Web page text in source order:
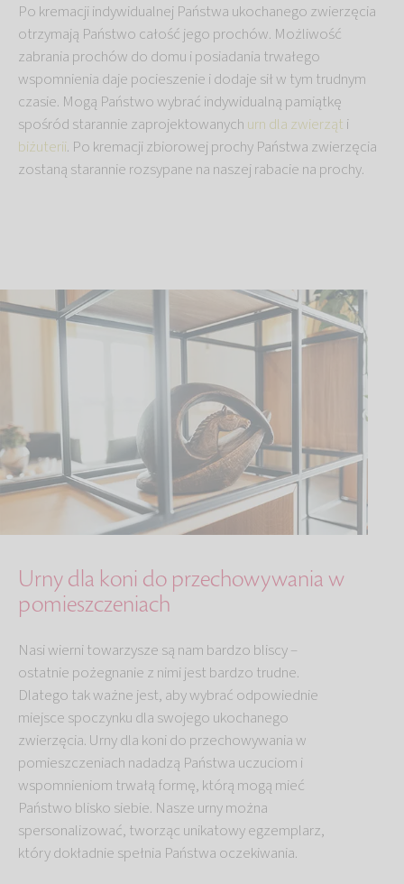
Po kremacji indywidualnej Państwa ukochanego zwierzęcia
otrzymają Państwo całość jego prochów. Możliwość
zabrania prochów do domu i posiadania trwałego
wspomnienia daje pocieszenie i dodaje sił w tym trudnym
czasie. Mogą Państwo wybrać indywidualną pamiątkę
spośród starannie zaprojektowanych urn dla zwierząt i
biżuterii. Po kremacji zbiorowej prochy Państwa zwierzęcia
zostaną starannie rozsypane na naszej rabacie na prochy.
Urny dla koni do przechowywania w
pomieszczeniach
Nasi wierni towarzysze są nam bardzo bliscy –
ostatnie pożegnanie z nimi jest bardzo trudne.
Dlatego tak ważne jest, aby wybrać odpowiednie
miejsce spoczynku dla swojego ukochanego
zwierzęcia. Urny dla koni do przechowywania w
pomieszczeniach nadadzą Państwa uczuciom i
wspomnieniom trwałą formę, którą mogą mieć
Państwo blisko siebie. Nasze urny można
spersonalizować, tworząc unikatowy egzemplarz,
który dokładnie spełnia Państwa oczekiwania.